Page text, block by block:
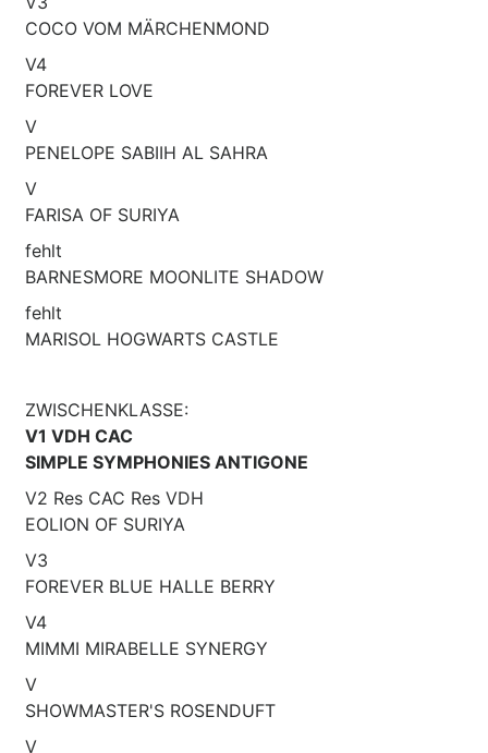
COCO VOM MÄRCHENMOND
V4
FOREVER LOVE
V
PENELOPE SABIIH AL SAHRA
V
FARISA OF SURIYA
fehlt
BARNESMORE MOONLITE SHADOW
fehlt
MARISOL HOGWARTS CASTLE
ZWISCHENKLASSE:
V1 VDH CAC
SIMPLE SYMPHONIES ANTIGONE
V2 Res CAC Res VDH
EOLION OF SURIYA
V3
FOREVER BLUE HALLE BERRY
V4
MIMMI MIRABELLE SYNERGY
V
SHOWMASTER'S ROSENDUFT
V